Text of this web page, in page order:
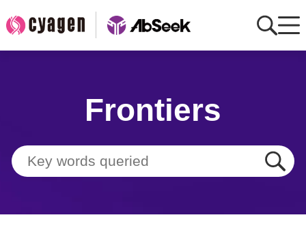
Tools
Frontiers